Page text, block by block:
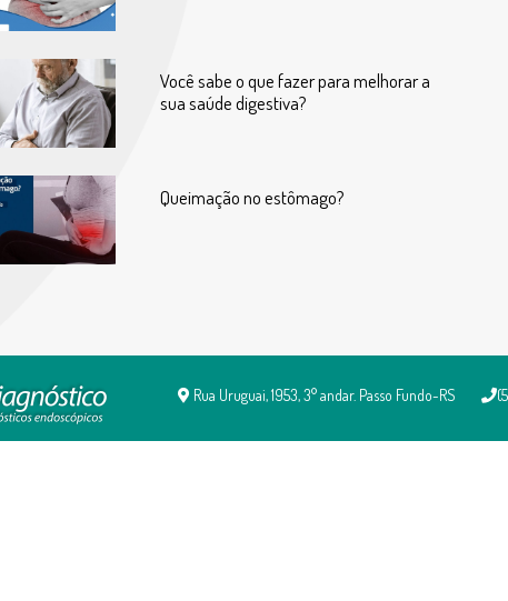
Você sabe o que fazer para melhorar a
sua saúde digestiva?
Queimação no estômago?
Rua Uruguai, 1953, 3° andar. Passo Fundo-RS